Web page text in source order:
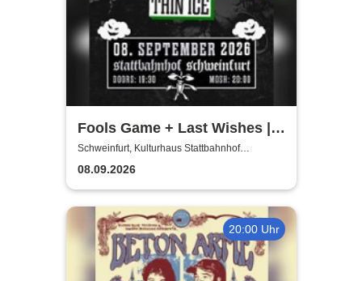
Fools Game + Last Wishes |
Gimme Some Action presents
Schweinfurt, Kulturhaus Stattbahnhof
Schweinfurt
08.09.2026
20:00 Uhr